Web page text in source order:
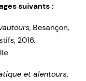
suivants :
, Besançon,
2016.
et alentours,